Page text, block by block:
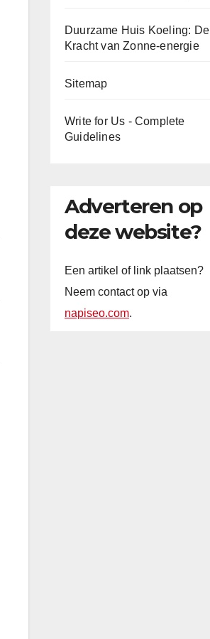
Duurzame Huis Koeling: De
Kracht van Zonne-energie
Sitemap
Write for Us - Complete
Guidelines
Adverteren op
deze website?
Een artikel of link plaatsen?
Neem contact op via
napiseo.com.